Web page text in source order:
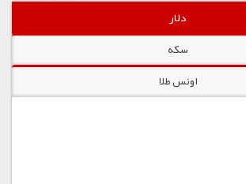
دلار
سکه
اونس طلا